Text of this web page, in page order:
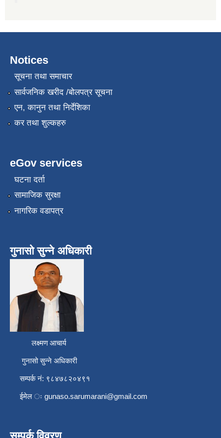
Notices
सूचना तथा समाचार
सार्वजनिक खरीद /बोलपत्र सूचना
एन, कानुन तथा निर्देशिका
कर तथा शुल्कहरु
eGov services
घटना दर्ता
सामाजिक सुरक्षा
नागरिक वडापत्र
गुनासो सुन्ने अधिकारी
लक्ष्मण आचार्य
गुनासो सुन्ने अधिकारी
सम्पर्क नं: ९८४७८२०४९१
ईमेल ः gunaso.sarumarani@gmail.com